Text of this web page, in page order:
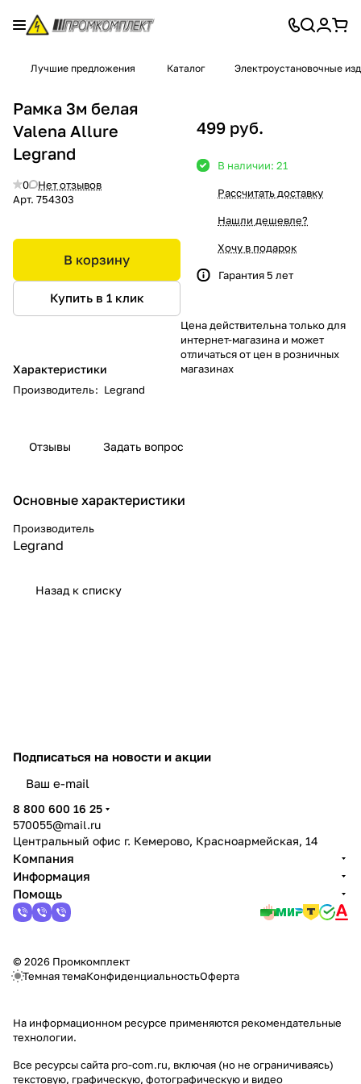
Лучшие предложения Каталог Электроустановочные
Рамка 3м белая
Valena Allure
Legrand
0
Нет отзывов
Арт. 754303
В корзину
Купить в 1 клик
Характеристики
Производитель: Legrand
499 руб.
В наличии: 21
Рассчитать доставку
Нашли дешевле?
Хочу в подарок
Гарантия 5 лет
Цена действительна только для
интернет-магазина и может
отличаться от цен в розничных
магазинах
Отзывы Задать вопрос
Основные характеристики
Производитель
Legrand
Назад к списку
Подписаться на новости и акции
8 800 600 16 25
570055@mail.ru
Центральный офис г. Кемерово, Красноармейская, 14
Компания
Информация
Помощь
© 2026 Промкомплект
Темная темаКонфиденциальностьОферта
На информационном ресурсе применяются рекомендательные
технологии.
Все ресурсы сайта pro-com.ru, включая (но не ограничиваясь)
текстовую, графическую, фотографическую и видео